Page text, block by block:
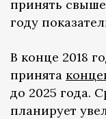
принять
году
В конце 2018
принята
до 2025 года.
планирует